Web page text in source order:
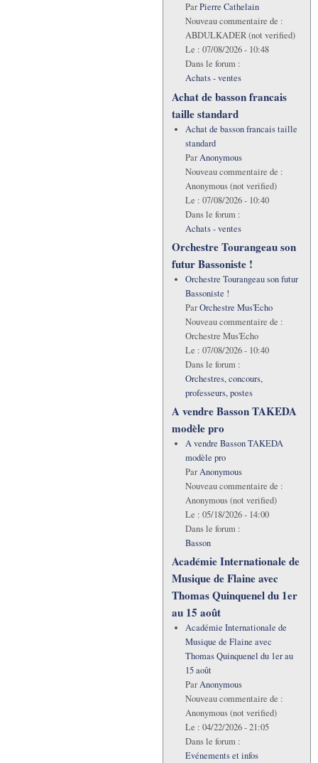
ParPierre Cathelain
Nouveau commentaire de :
ABDULKADER (not verified)
Le : 07/08/2026 - 10:48
Dans le forum :
Achats - ventes
Achat de basson francais
taille standard
Achat de basson francais taille
standard
ParAnonymous
Nouveau commentaire de :
Anonymous (not verified)
Le : 07/08/2026 - 10:40
Dans le forum :
Achats - ventes
Orchestre Tourangeau son
futur Bassoniste !
Orchestre Tourangeau son futur
Bassoniste !
ParOrchestre Mus'Echo
Nouveau commentaire de :
Orchestre Mus'Echo
Le : 07/08/2026 - 10:40
Dans le forum :
Orchestres, concours,
professeurs, postes
A vendre Basson TAKEDA
modèle pro
A vendre Basson TAKEDA
modèle pro
ParAnonymous
Nouveau commentaire de :
Anonymous (not verified)
Le : 05/18/2026 - 14:00
Dans le forum :
Basson
Académie Internationale de
Musique de Flaine avec
Thomas Quinquenel du 1er
au 15 août
Académie Internationale de
Musique de Flaine avec
Thomas Quinquenel du 1er au
15 août
ParAnonymous
Nouveau commentaire de :
Anonymous (not verified)
Le : 04/22/2026 - 21:05
Dans le forum :
Evénements et infos